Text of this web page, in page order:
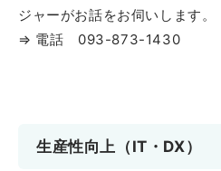
ジャーがお話をお伺いします。
⇒ 電話 093-873-1430
生産性向上（IT・DX）